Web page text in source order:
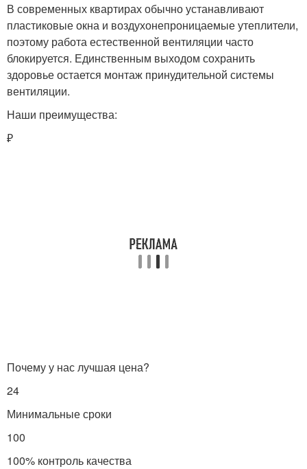
В современных квартирах обычно устанавливают
пластиковые окна и воздухонепроницаемые утеплители,
поэтому работа естественной вентиляции часто
блокируется. Единственным выходом сохранить
здоровье остается монтаж принудительной системы
вентиляции.
Наши преимущества:
₽
Почему у нас лучшая цена?
24
Минимальные сроки
100
100% контроль качества